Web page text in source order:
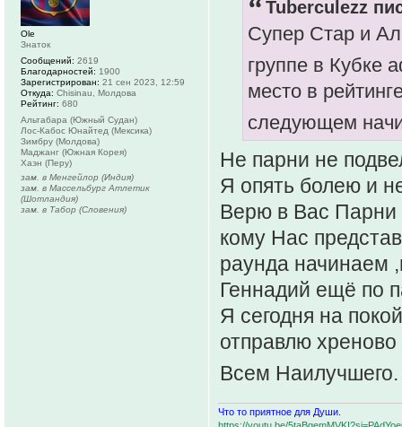
Tuberculezz
Супер Стар и
группе в Кубке
место в
следующем
Не парни не
Я опять болею и
Верю в Вас Парни
кому Нас
раунда начинаем
Геннадий ещё по
Я сегодня на
отправлю
Всем
Что то приятное для Души.
Ole
Знаток
Сообщений: 2619
Благодарностей: 1900
Зарегистрирован: 21 сен 2023, 12:59
Откуда: Chisinau, Молдова
Рейтинг: 680
Альтабара (Южный Судан)
Лос-Кабос Юнайтед (Мексика)
Зимбру (Молдова)
Маджанг (Южная Корея)
Хаэн (Перу)
зам. в Менгейлор (Индия)
зам. в Массельбург Атлетик
(Шотландия)
зам. в Табор (Словения)